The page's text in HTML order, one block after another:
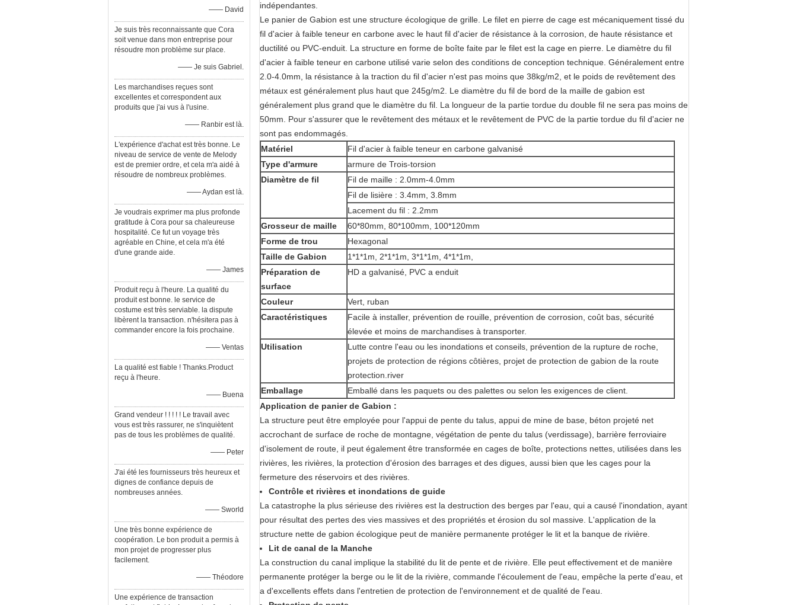
—— David
Je suis très reconnaissante que Cora
soit venue dans mon entreprise pour
résoudre mon problème sur place.
—— Je suis Gabriel.
Les marchandises reçues sont
excellentes et correspondent aux
produits que j'ai vus à l'usine.
—— Ranbir est là.
L'expérience d'achat est très bonne. Le
niveau de service de vente de Melody
est de premier ordre, et cela m'a aidé à
résoudre de nombreux problèmes.
—— Aydan est là.
Je voudrais exprimer ma plus profonde
gratitude à Cora pour sa chaleureuse
hospitalité. Ce fut un voyage très
agréable en Chine, et cela m'a été
d'une grande aide.
—— James
Produit reçu à l'heure. La qualité du
produit est bonne. le service de
costume est très serviable. la dispute
libèrent la transaction. n'hésitera pas à
commander encore la fois prochaine.
—— Ventas
La qualité est fiable ! Thanks.Product
reçu à l'heure.
—— Buena
Grand vendeur ! ! ! ! ! Le travail avec
vous est très rassurer, ne s'inquiètent
pas de tous les problèmes de qualité.
—— Peter
J'ai été les fournisseurs très heureux et
dignes de confiance depuis de
nombreuses années.
—— Sworld
Une très bonne expérience de
coopération. Le bon produit a permis à
mon projet de progresser plus
facilement.
—— Théodore
Une expérience de transaction
indépendantes.
Le panier de Gabion est une structure écologique de grille. Le filet en pierre de cage est mécaniquement tissé du
fil d'acier à faible teneur en carbone avec le haut fil d'acier de résistance à la corrosion, de haute résistance et
ductilité ou PVC-enduit. La structure en forme de boîte faite par le filet est la cage en pierre. Le diamètre du fil
d'acier à faible teneur en carbone utilisé varie selon des conditions de conception technique. Généralement entre
2.0-4.0mm, la résistance à la traction du fil d'acier n'est pas moins que 38kg/m2, et le poids de revêtement des
métaux est généralement plus haut que 245g/m2. Le diamètre du fil de bord de la maille de gabion est
généralement plus grand que le diamètre du fil. La longueur de la partie tordue du double fil ne sera pas moins de
50mm. Pour s'assurer que le revêtement des métaux et le revêtement de PVC de la partie tordue du fil d'acier ne
sont pas endommagés.
Matériel
Fil d'acier à faible teneur en carbone galvanisé
Type d'armure
armure de Trois-torsion
Diamètre de fil
Fil de maille : 2.0mm-4.0mm
Fil de lisière : 3.4mm, 3.8mm
Lacement du fil : 2.2mm
Grosseur de maille
60*80mm, 80*100mm, 100*120mm
Forme de trou
Hexagonal
Taille de Gabion
1*1*1m, 2*1*1m, 3*1*1m, 4*1*1m,
Préparation de
surface
HD a galvanisé, PVC a enduit
Couleur
Vert, ruban
Caractéristiques
Facile à installer, prévention de rouille, prévention de corrosion, coût bas, sécurité
élevée et moins de marchandises à transporter.
Utilisation
Lutte contre l'eau ou les inondations et conseils, prévention de la rupture de roche,
projets de protection de régions côtières, projet de protection de gabion de la route
protection.river
Emballage
Emballé dans les paquets ou des palettes ou selon les exigences de client.
Application de panier de Gabion :
La structure peut être employée pour l'appui de pente du talus, appui de mine de base, béton projeté net
accrochant de surface de roche de montagne, végétation de pente du talus (verdissage), barrière ferroviaire
d'isolement de route, il peut également être transformée en cages de boîte, protections nettes, utilisées dans les
rivières, les rivières, la protection d'érosion des barrages et des digues, aussi bien que les cages pour la
fermeture des réservoirs et des rivières.
Contrôle et rivières et inondations de guide
La catastrophe la plus sérieuse des rivières est la destruction des berges par l'eau, qui a causé l'inondation, ayant
pour résultat des pertes des vies massives et des propriétés et érosion du sol massive. L'application de la
structure nette de gabion écologique peut de manière permanente protéger le lit et la banque de rivière.
Lit de canal de la Manche
La construction du canal implique la stabilité du lit de pente et de rivière. Elle peut effectivement et de manière
permanente protéger la berge ou le lit de la rivière, commande l'écoulement de l'eau, empêche la perte d'eau, et
a d'excellents effets dans l'entretien de protection de l'environnement et de qualité de l'eau.